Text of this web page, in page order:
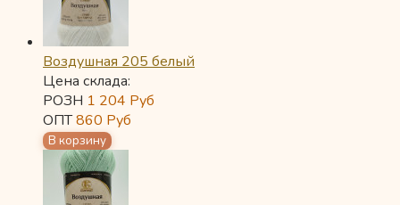
Воздушная 205 белый
Цена склада:
РОЗН 1 204 Руб
ОПТ860 Руб